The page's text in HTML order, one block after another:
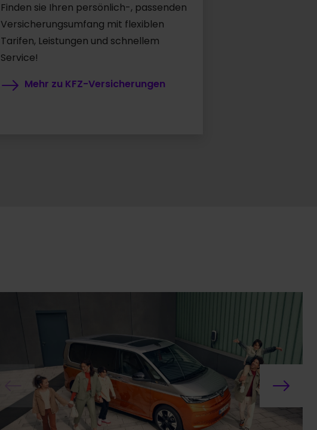
Finden sie Ihren persönlich-, passenden
Versicherungsumfang mit flexiblen
Tarifen, Leistungen und schnellem
Service!
Mehr zu KFZ-Versicherungen